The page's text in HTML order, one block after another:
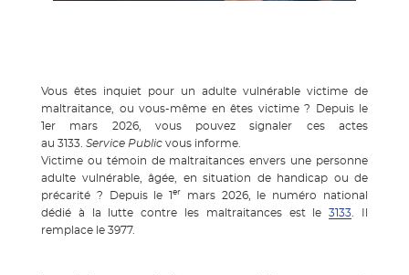
Vous êtes inquiet pour un adulte vulnérable victime de
maltraitance, ou vous-même en êtes victime ? Depuis le
1er mars 2026, vous pouvez signaler ces actes
au 3133. Service Public vous informe.
Victime ou témoin de maltraitances envers une personne
adulte vulnérable, âgée, en situation de handicap ou de
précarité ? Depuis le 1er
mars 2026, le numéro national
dédié à la lutte contre les maltraitances est le3133
remplace le 3977.